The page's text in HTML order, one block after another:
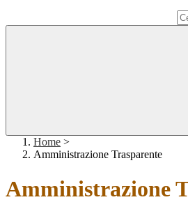
Home >
Amministrazione Trasparente
Amministrazione